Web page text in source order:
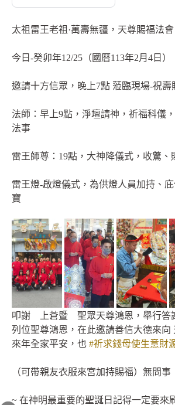
太祖雷王老祖·萬壽無疆，天尊賜福法會
今日-癸卯年12/25（國曆113年2月4日）
邀請十方信眾，晚上7點 蒞臨現場-祝壽
法師：早上9點，淨壇請神，祈福科儀
法事
雷王師尊：19點，大神降儀式，收驚、
雷王燈-啟燈儀式，為供燈人員加持、
寶
叩謝 上蒼暨 聖眾天尊鴻恩，舉行答
列位聖尊鴻恩，在此邀請善信大德來向
來年全家平安，也 #祈求錢母使生意財
（可帶親友衣服來宮加持賜福）無問事
~ 在神明最重要的聖誕日記得一定要來